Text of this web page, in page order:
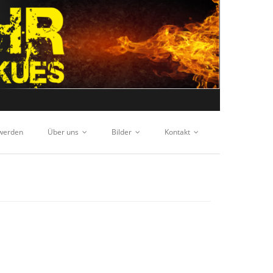
Über uns Bilder Kontakt